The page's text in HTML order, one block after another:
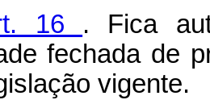
16 . Fica
fechada de
vigente.